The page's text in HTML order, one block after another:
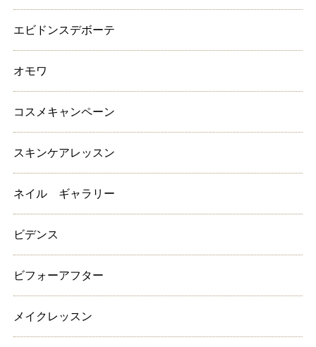
エビドンスデボーテ
オモワ
コスメキャンペーン
スキンケアレッスン
ネイル ギャラリー
ビデンス
ビフォーアフター
メイクレッスン